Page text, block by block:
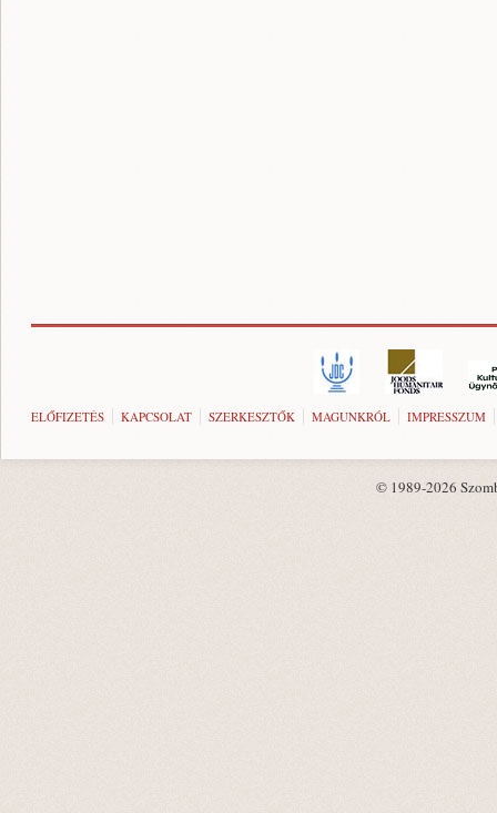
ELŐFIZETÉS KAPCSOLAT SZERKESZTŐK MAGUNKRÓL IMPRESSZUM
© 1989-2026